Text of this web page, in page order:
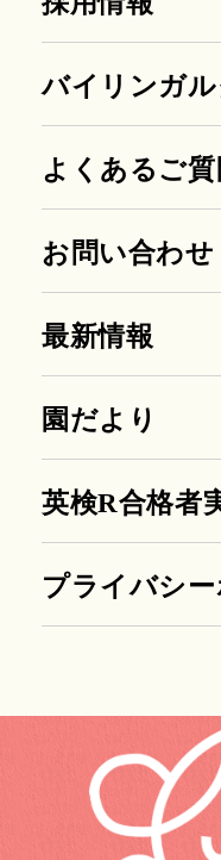
バイリンガ
よくあるご質
お問い合わせ
最新情報
園だより
英検R合格者
プライバシ